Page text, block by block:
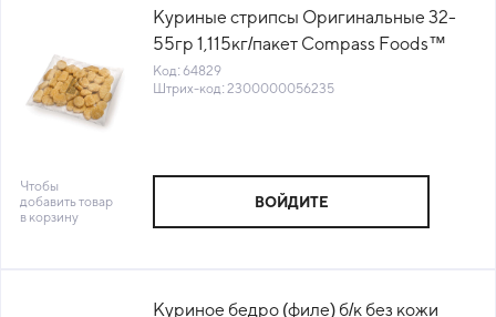
Куриные стрипсы Оригинальные 32-
55гр 1,115кг/пакет Compass Foods™
(1010722680) (КОД 64829) (-18°С)
Код: 64829
Штрих-код: 2300000056235
Чтобы
добавить товар
в корзину
ВОЙДИТЕ
Куриное бедро (филе) б/к без кожи